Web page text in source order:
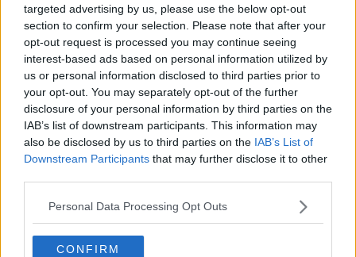
targeted advertising by us, please use the below opt-out
section to confirm your selection. Please note that after your
opt-out request is processed you may continue seeing
interest-based ads based on personal information utilized by
us or personal information disclosed to third parties prior to
your opt-out. You may separately opt-out of the further
disclosure of your personal information by third parties on the
IAB’s list of downstream participants. This information may
also be disclosed by us to third parties on the IAB’s List of
Downstream Participants that may further disclose it to other
Personal Data Processing Opt Outs
CONFIRM
ovenpå. Lad et par bevare de grønne blade som
sammen med vandet. Sigt det og pensl jordbærrene.
Sigt til sidst lidt flormelis over tærten.